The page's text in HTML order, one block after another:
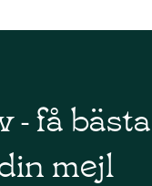
- få bästa
mejl